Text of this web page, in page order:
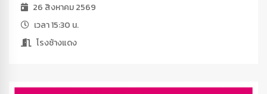
26 สิงหาคม 2569
เวลา 15:30 น.
โรงช้างแดง